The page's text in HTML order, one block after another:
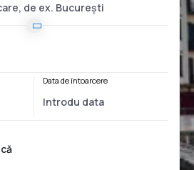
Data de întoarcere